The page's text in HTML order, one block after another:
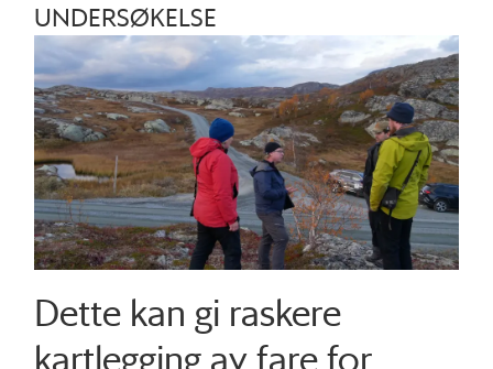
UNDERSØKELSE
Dette kan gi raskere
kartlegging av fare for